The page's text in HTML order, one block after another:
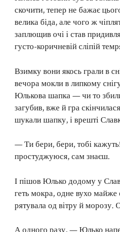
скочити, тепер не бажає
велика біда, але чого ж
заплющив очі і став
густо-коричневій сліпій
Взимку вони якось грали в
вечора мокли в липкому
Юлькова шапка — чи то
загубив, вже й гра
шукали шапку, і врешті
— Ти бери, бери, тобі
простуджуюся, сам знаєш.
І пішов Юлько додому у
геть мокра, одне вухо майже
рятувала од вітру й